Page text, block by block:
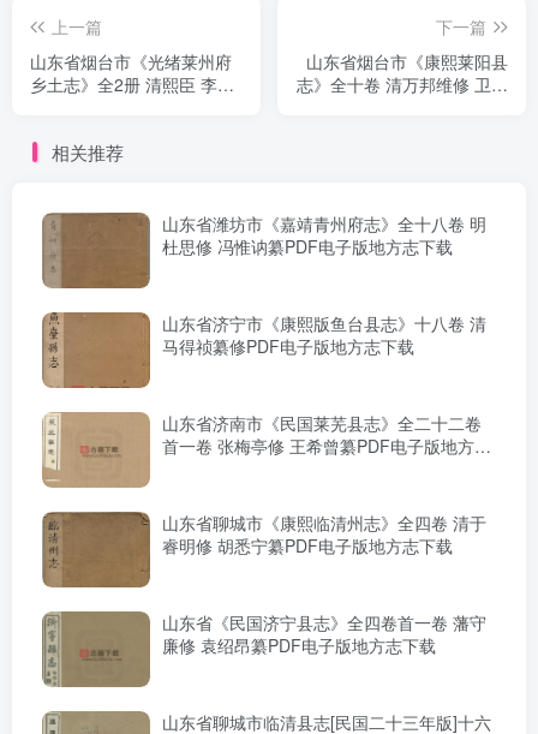
上一篇
山东省烟台市《光绪莱州府
乡土志》全2册 清熙臣 李恩
下一篇
山东省烟台市《康熙莱阳县
志》全十卷 清万邦维修 卫元
相关推荐
山东省潍坊市《嘉靖青州府志》全十八卷 明
杜思修 冯惟讷纂PDF电子版地方志下载
山东省济宁市《康熙版鱼台县志》十八卷 清
马得祯纂修PDF电子版地方志下载
山东省济南市《民国莱芜县志》全二十二卷
首一卷 张梅亭修 王希曾纂PDF电子版地方志
山东省聊城市《康熙临清州志》全四卷 清于
睿明修 胡悉宁纂PDF电子版地方志下载
山东省《民国济宁县志》全四卷首一卷 藩守
廉修 袁绍昂纂PDF电子版地方志下载
山东省聊城市临清县志[民国二十三年版]十六